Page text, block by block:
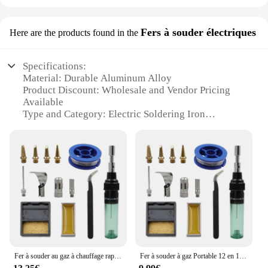
Here are the products found in the Fers à souder électriques
Specifications:
Material: Durable Aluminum Alloy
Product Discount: Wholesale and Vendor Pricing
Available
Type and Category: Electric Soldering Iron
Welding
Performance and Property: High-Temperature
Resistant with Precise Temperature Control
Parts and Accessories: Comes with a Soldering Iron
Tip and Stand
Features:
|Vendors|
**Precision Craftsmanship and Ergonomic